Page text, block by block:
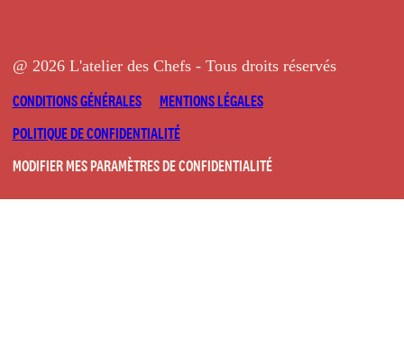
@ 2026 L'atelier des Chefs - Tous droits réservés
CONDITIONS GÉNÉRALES
MENTIONS LÉGALES
POLITIQUE DE CONFIDENTIALITÉ
MODIFIER MES PARAMÈTRES DE CONFIDENTIALITÉ